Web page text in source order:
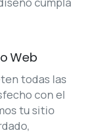
todas las
tu sitio
para